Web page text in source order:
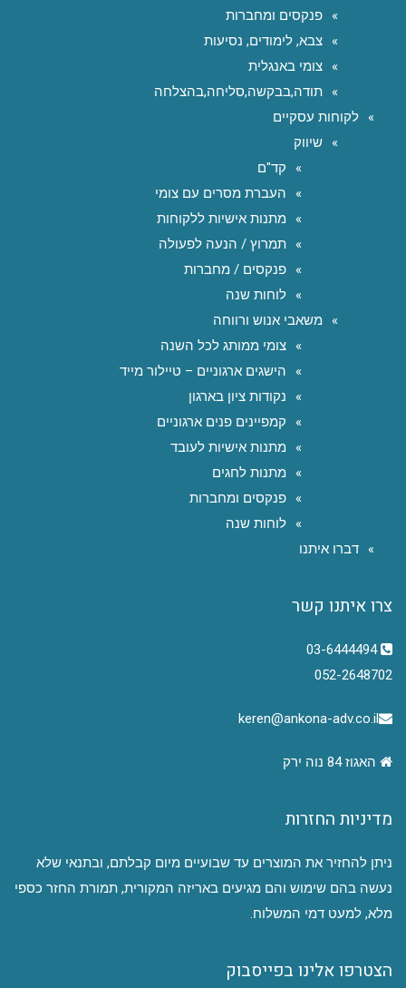
פנקסים ומחברות
צבא, לימודים, נסיעות
צומי באנגלית
תודה,בבקשה,סליחה,בהצלחה
לקוחות עסקיים
שיווק
קד"ם
העברת מסרים עם צומי
מתנות אישיות ללקוחות
תמרוץ / הנעה לפעולה
פנקסים / מחברות
לוחות שנה
משאבי אנוש ורווחה
צומי ממותג לכל השנה
הישגים ארגוניים – טיילור מייד
נקודות ציון בארגון
קמפיינים פנים ארגוניים
מתנות אישיות לעובד
מתנות לחגים
פנקסים ומחברות
לוחות שנה
דברו איתנו
צרו איתנו קשר
03-6444494
052-2648702
keren@ankona-adv.co.il
האגוז 84 נוה ירק
מדיניות החזרות
ניתן להחזיר את המוצרים עד שבועיים מיום קבלתם, ובתנאי שלא
נעשה בהם שימוש והם מגיעים באריזה המקורית, תמורת החזר כספי
מלא, למעט דמי המשלוח.
הצטרפו אלינו בפייסבוק